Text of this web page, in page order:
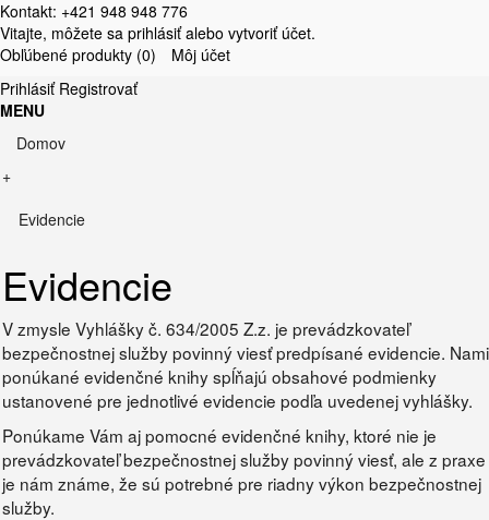
Kontakt: +421 948 948 776
Vitajte, môžete sa prihlásiťalebo vytvoriť účet.
Obľúbené produkty (0)
Môj účet
Prihlásiť Registrovať
MENU
Domov
+
Evidencie
Evidencie
V zmysle Vyhlášky č. 634/2005 Z.z. je prevádzkovateľ
bezpečnostnej služby povinný viesť predpísané evidencie. Nami
ponúkané evidenčné knihy spĺňajú obsahové podmienky
ustanovené pre jednotlivé evidencie podľa uvedenej vyhlášky.
Ponúkame Vám aj pomocné evidenčné knihy, ktoré nie je
prevádzkovateľ bezpečnostnej služby povinný viesť, ale z praxe
je nám známe, že sú potrebné pre riadny výkon bezpečnostnej
služby.